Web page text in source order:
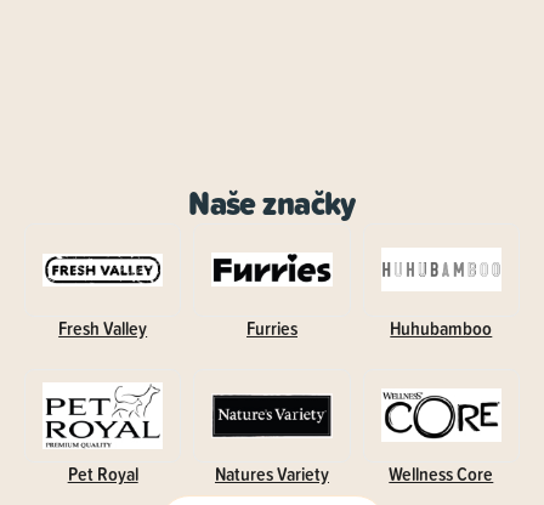
Naše značky
Fresh Valley Furries Huhubamboo
Pet Royal Natures Variety Wellness Core